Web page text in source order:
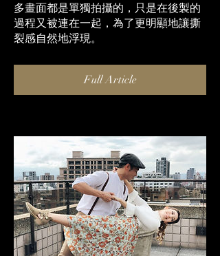
多畫面都是單獨拍攝的，只是在後製的
過程又被連在一起，為了更明顯地讓撕
裂感自然地浮現。
Full Article